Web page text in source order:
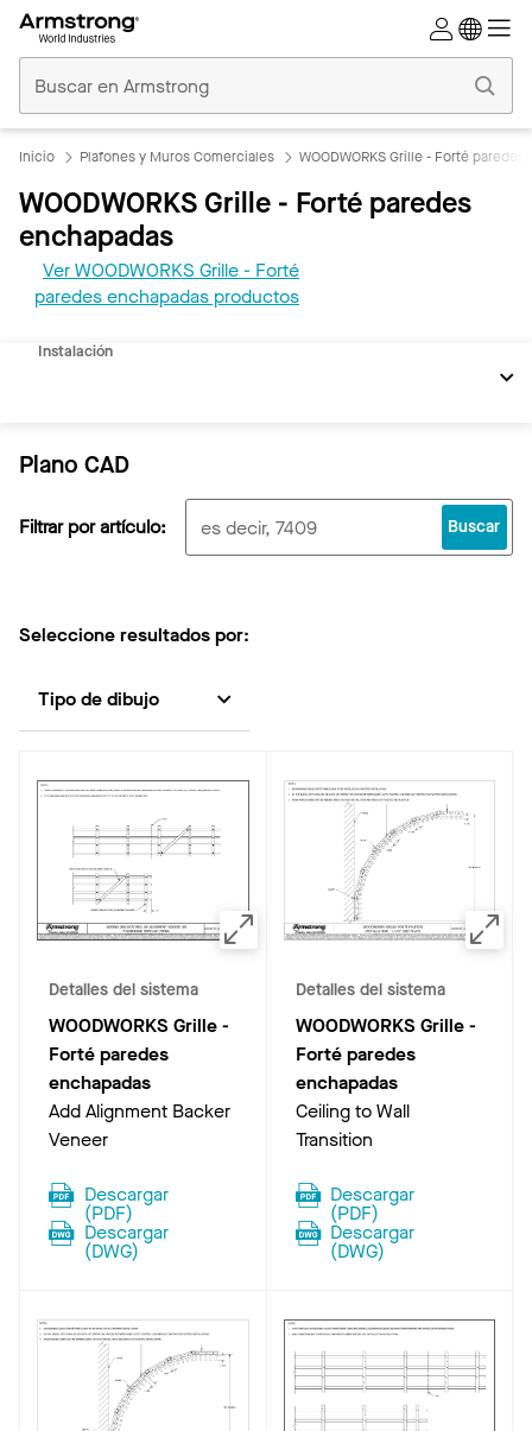
Comerciales
Inicio
Inicio Plafones y Muros Comerciales WOODWORKS Grille - Forté
WOODWORKS Grille - Forté paredes
enchapadas
Ver WOODWORKS Grille - Forté
paredes enchapadas productos
REVIT
Documentos
Instalación
Plano CAD
Filtrar por artículo: Buscar
Seleccione resultados por:
Tipo de dibujo
Detalles del sistema
WOODWORKS Grille -
Forté paredes
enchapadas
Add Alignment Backer
Veneer
Descargar
(PDF)
Descargar
(DWG)
Detalles del sistema
WOODWORKS Grille -
Forté paredes
enchapadas
Ceiling to Wall
Transition
Descargar
(PDF)
Descargar
(DWG)